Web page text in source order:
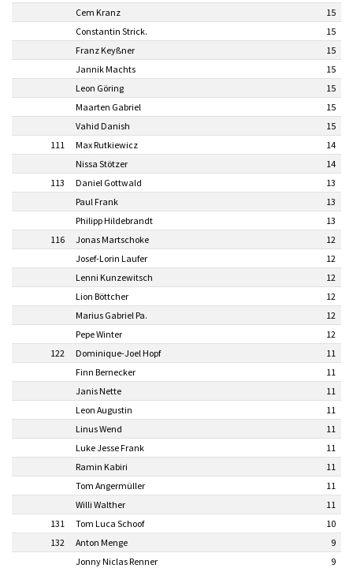
Cem Kranz
15
Constantin Strick.
15
Franz Keyßner
15
Jannik Machts
15
Leon Göring
15
Maarten Gabriel
15
Vahid Danish
15
111
Max Rutkiewicz
14
Nissa Stötzer
14
113
Daniel Gottwald
13
Paul Frank
13
Philipp Hildebrandt
13
116
Jonas Martschoke
12
Josef-Lorin Laufer
12
Lenni Kunzewitsch
12
Lion Böttcher
12
Marius Gabriel Pa.
12
Pepe Winter
12
122
Dominique-Joel Hopf
11
Finn Bernecker
11
Janis Nette
11
Leon Augustin
11
Linus Wend
11
Luke Jesse Frank
11
Ramin Kabiri
11
Tom Angermüller
11
Willi Walther
11
131
Tom Luca Schoof
10
132
Anton Menge
9
Jonny Niclas Renner
9